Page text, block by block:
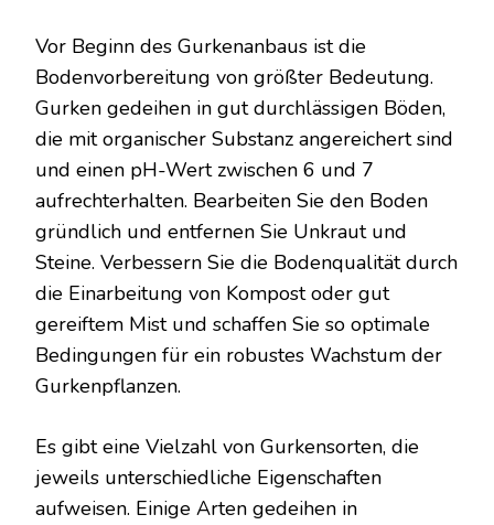
Vor Beginn des Gurkenanbaus ist die
Bodenvorbereitung von größter Bedeutung.
Gurken gedeihen in gut durchlässigen Böden,
die mit organischer Substanz angereichert sind
und einen pH-Wert zwischen 6 und 7
aufrechterhalten. Bearbeiten Sie den Boden
gründlich und entfernen Sie Unkraut und
Steine. Verbessern Sie die Bodenqualität durch
die Einarbeitung von Kompost oder gut
gereiftem Mist und schaffen Sie so optimale
Bedingungen für ein robustes Wachstum der
Gurkenpflanzen.
Es gibt eine Vielzahl von Gurkensorten, die
jeweils unterschiedliche Eigenschaften
aufweisen. Einige Arten gedeihen in